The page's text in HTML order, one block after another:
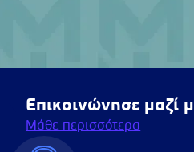
Επικοινώνησε μαζί
Μάθε περισσότερα